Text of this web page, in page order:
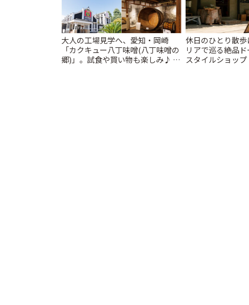
大人の工場見学へ、愛知・岡崎
「カクキュー八丁味噌(八丁味噌の
郷)」。試食や買い物も楽しみ♪ |
休日のひとり散
リアで巡る絶品
スタイルショッ